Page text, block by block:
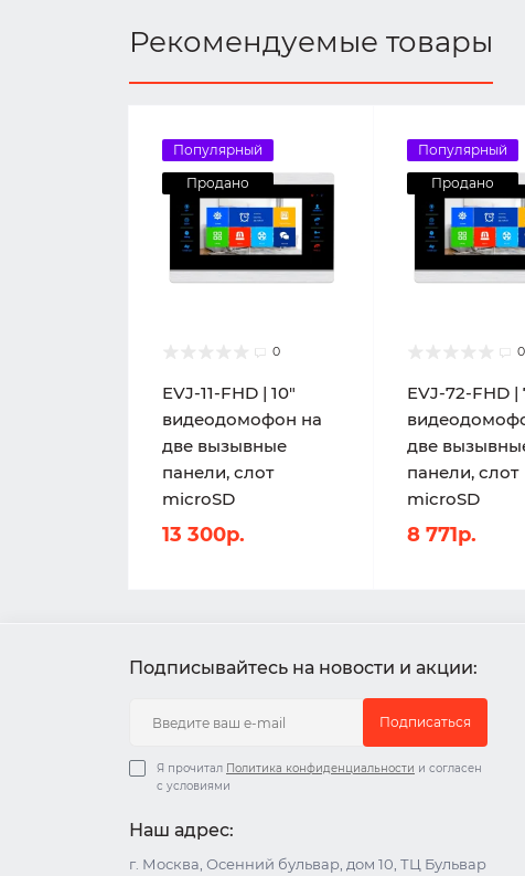
Рекомендуемые товары
Популярный
Продано
0
EVJ-11-FHD | 10"
видеодомофон на
две вызывные
панели, слот
microSD
13 300р.
Популярный
Продано
0
EVJ-72-FHD |
две
панели, слот
microSD
8 771р.
Подписывайтесь на новости и акции:
Подписаться
Я прочитал Политика конфиденциальности и согласен
с условиями
Наш адрес:
г. Москва, Осенний бульвар, дом 10, ТЦ Бульвар